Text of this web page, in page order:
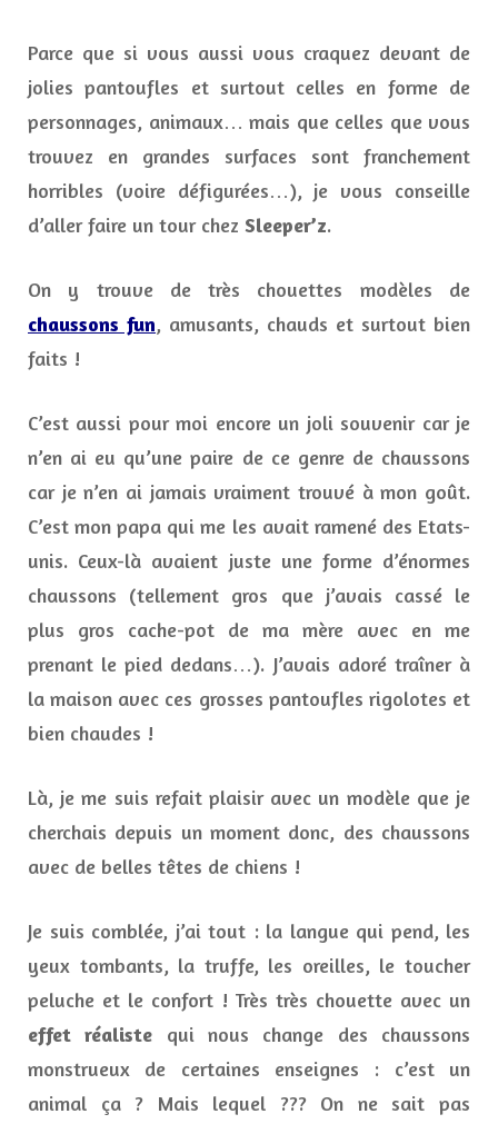
Parce que si vous aussi vous craquez devant de
jolies pantoufles et surtout celles en forme de
personnages, animaux… mais que celles que vous
trouvez en grandes surfaces sont franchement
horribles (voire défigurées…), je vous conseille
d’aller faire un tour chez Sleeper’z.
On y trouve de très chouettes modèles de
chaussons fun, amusants, chauds et surtout bien
faits !
C’est aussi pour moi encore un joli souvenir car je
n’en ai eu qu’une paire de ce genre de chaussons
car je n’en ai jamais vraiment trouvé à mon goût.
C’est mon papa qui me les avait ramené des Etats-
unis. Ceux-là avaient juste une forme d’énormes
chaussons (tellement gros que j’avais cassé le
plus gros cache-pot de ma mère avec en me
prenant le pied dedans…). J’avais adoré traîner à
la maison avec ces grosses pantoufles rigolotes et
bien chaudes !
Là, je me suis refait plaisir avec un modèle que je
cherchais depuis un moment donc, des chaussons
avec de belles têtes de chiens !
Je suis comblée, j’ai tout : la langue qui pend, les
yeux tombants, la truffe, les oreilles, le toucher
peluche et le confort ! Très très chouette avec un
effet réaliste qui nous change des chaussons
monstrueux de certaines enseignes : c’est un
animal ça ? Mais lequel ??? On ne sait pas